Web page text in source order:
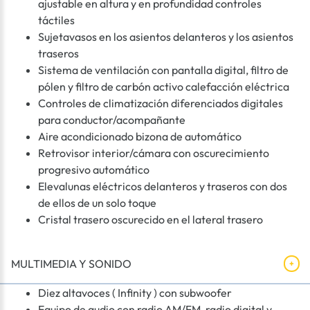
ajustable en altura y en profundidad controles
táctiles
Sujetavasos en los asientos delanteros y los asientos
traseros
Sistema de ventilación con pantalla digital, filtro de
pólen y filtro de carbón activo calefacción eléctrica
Controles de climatización diferenciados digitales
para conductor/acompañante
Aire acondicionado bizona de automático
Retrovisor interior/cámara con oscurecimiento
progresivo automático
Elevalunas eléctricos delanteros y traseros con dos
de ellos de un solo toque
Cristal trasero oscurecido en el lateral trasero
MULTIMEDIA Y SONIDO
Diez altavoces ( Infinity ) con subwoofer